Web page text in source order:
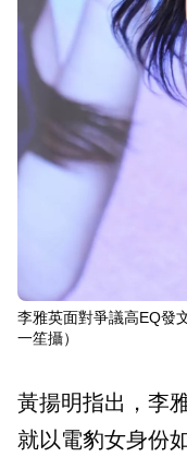
李雅英面對爭議高EQ發
一笙攝）
黃揚明指出，李
就以電豹女身份